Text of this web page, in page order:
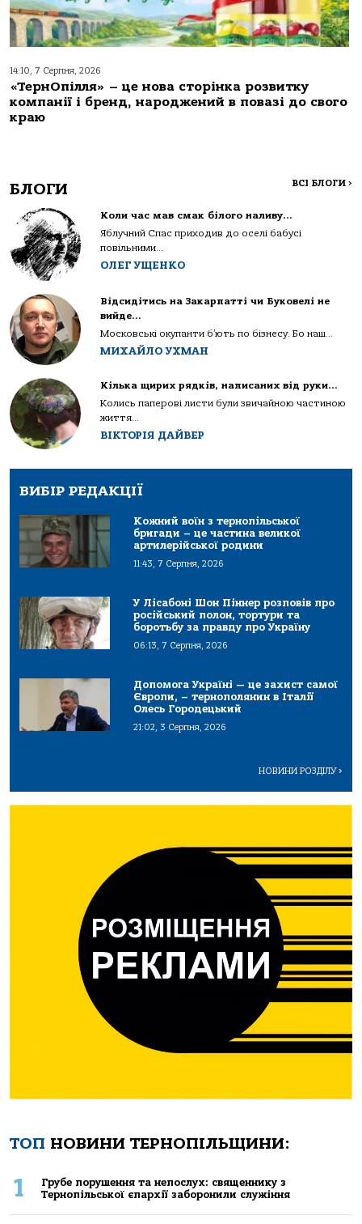
14:10, 7 Серпня, 2026
«ТернОпілля» – це нова сторінка розвитку
компанії і бренд, народжений в повазі до свого
краю
БЛОГИ ВСІ БЛОГИ >
Коли час мав смак білого наливу…
Яблучний Спас приходив до оселі бабусі
повільними...
ОЛЕГ УЩЕНКО
Відсидітись на Закарпатті чи Буковелі не
вийде…
Московські окупанти б’ють по бізнесу. Бо наш...
МИХАЙЛО УХМАН
Кілька щирих рядків, написаних від руки…
Колись паперові листи були звичайною частиною
життя...
ВІКТОРІЯ ДАЙВЕР
ВИБІР РЕДАКЦІЇ
Кожний воїн з тернопільської
бригади – це частина великої
артилерійської родини
11:43, 7 Серпня, 2026
У Лісабоні Шон Піннер розповів про
російський полон, тортури та
боротьбу за правду про Україну
06:13, 7 Серпня, 2026
Допомога Україні — це захист самої
Європи, – тернополянин в Італії
Олесь Городецький
21:02, 3 Серпня, 2026
НОВИНИ РОЗДІЛУ>
ТОП НОВИНИ ТЕРНОПІЛЬЩИНИ:
1
Грубе порушення та непослух: священнику з
Тернопільської єпархії заборонили служіння